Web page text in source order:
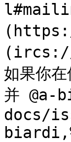
(ircs://
如果你
并
docs/